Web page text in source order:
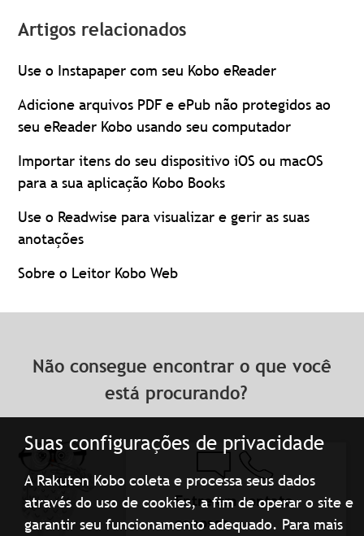
Suas configurações de privacidade
A Rakuten Kobo coleta e processa seus dados
através do uso de cookies, a fim de operar o site e
garantir seu funcionamento adequado. Para mais
Artigos relacionados
Use o Instapaper com seu Kobo eReader
Adicione arquivos PDF e ePub não protegidos ao
seu eReader Kobo usando seu computador
Importar itens do seu dispositivo iOS ou macOS
para a sua aplicação Kobo Books
Use o Readwise para visualizar e gerir as suas
anotações
Sobre o Leitor Kobo Web
Não consegue encontrar o que você
está procurando?
Entre em contato
conosco